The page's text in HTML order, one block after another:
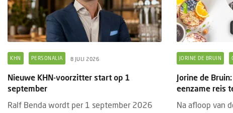
KHN PERSONALIA 8 JULI 2026
Nieuwe KHN-voorzitter start op 1
september
Ralf Benda wordt per 1 september 2026
JORINE DE BRUIN
Jorine de
eenzame reis
Na afloop van